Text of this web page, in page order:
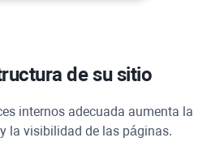
de su sitio
internos adecuada aumenta la
la visibilidad de las páginas.